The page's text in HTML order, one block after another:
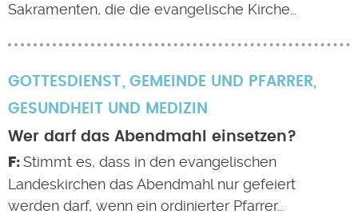
Sakramenten, die die evangelische Kirche…
GOTTESDIENST GEMEINDE UND PFARRER,
GESUNDHEIT UND MEDIZIN
Wer darf das Abendmahl einsetzen?
Stimmt es, dass in den evangelischen
Landeskirchen das Abendmahl nur gefeiert
werden darf, wenn ein ordinierter Pfarrer…